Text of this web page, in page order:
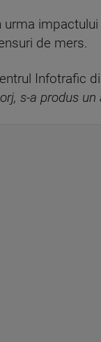
urma
de mers.
Infotrafic
s-a produs